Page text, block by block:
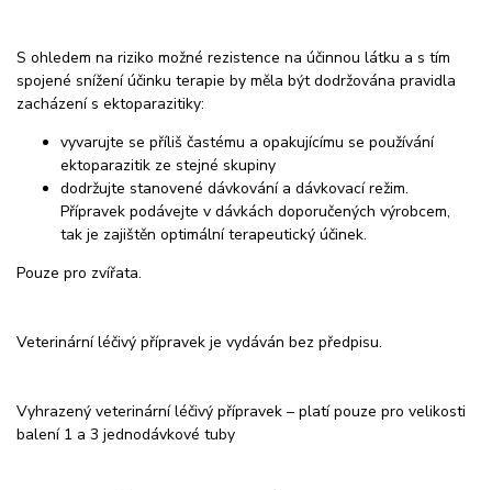
S ohledem na riziko možné rezistence na účinnou látku a s tím
spojené snížení účinku terapie by měla být dodržována pravidla
zacházení s ektoparazitiky:
vyvarujte se příliš častému a opakujícímu se používání
ektoparazitik ze stejné skupiny
dodržujte stanovené dávkování a dávkovací režim.
Přípravek podávejte v dávkách doporučených výrobcem,
tak je zajištěn optimální terapeutický účinek.
Pouze pro zvířata.
Veterinární léčivý přípravek je vydáván bez předpisu.
Vyhrazený veterinární léčivý přípravek – platí pouze pro velikosti
balení 1 a 3 jednodávkové tuby